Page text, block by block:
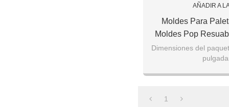
AÑADIR A
Moldes Para
Moldes Pop
Para Helados
De Hielo
Silicona
Dimensiones del
Fabricante:
1